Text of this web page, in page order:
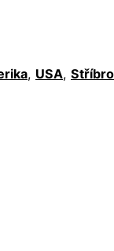
, USA, Stříbro